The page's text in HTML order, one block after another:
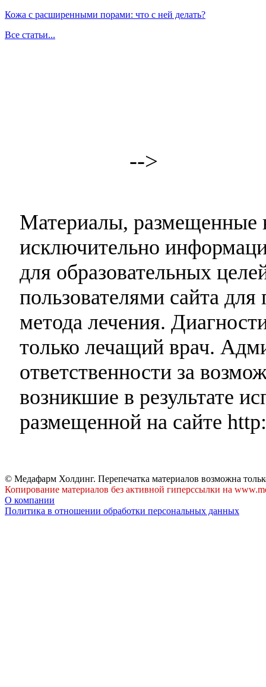
Кожа с расширенными порами: что с ней делать?
Все статьи...
-->
Материалы, размещенные
исключительно
для образовательных
пользователями сайта
метода лечения.
только лечащий врач.
ответственности за
возникшие в результате
размещенной на сайте
© Медафарм Холдинг. Перепечатка материалов возможна
Копирование материалов без активной гиперссылки на
О компании
Политика в отношении обработки персональных данных